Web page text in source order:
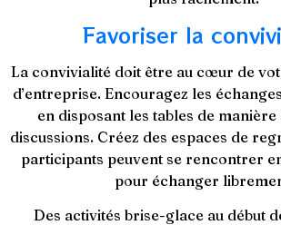
Favoriser la
La convivialité doit être au cœur de
d’entreprise. Encouragez les
en disposant les tables de
discussions. Créez des espaces de
participants peuvent se rencontrer
pour échanger
Des activités brise-glace au début